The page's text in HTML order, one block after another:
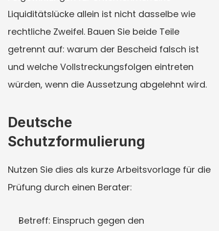
Liquiditätslücke allein ist nicht dasselbe wie
rechtliche Zweifel. Bauen Sie beide Teile
getrennt auf: warum der Bescheid falsch ist
und welche Vollstreckungsfolgen eintreten
würden, wenn die Aussetzung abgelehnt wird.
Deutsche
Schutzformulierung
Nutzen Sie dies als kurze Arbeitsvorlage für die
Prüfung durch einen Berater:
Betreff: Einspruch gegen den